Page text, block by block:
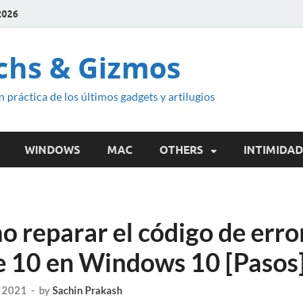
& Gizmos
práctica de los últimos gadgets y artilugios
WINDOWS MAC OTHERS INTIMIDAD
reparar el código de
10 en Windows 10
2021 - bySachin Prakash